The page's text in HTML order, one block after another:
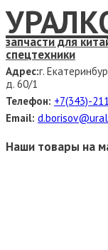
запчасти для
спецтехники
Адрес:г.
д. 60/1
Телефон: +7(343)-
Email:
Наши товары на